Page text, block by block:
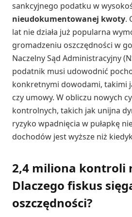
sankcyjnego podatku w
nieudokumentowanej kwoty.
lat nie działa już popularna
gromadzeniu oszczędności w
Naczelny Sąd Administracyjny
podatnik musi udowodnić
konkretnymi dowodami, takimi
czy umowy. W obliczu nowych
kontrolnych, takich jak unijna
ryzyko wpadnięcia w pułapkę
dochodów jest wyższe niż
2,4 miliona kontroli
Dlaczego fiskus
oszczędności?